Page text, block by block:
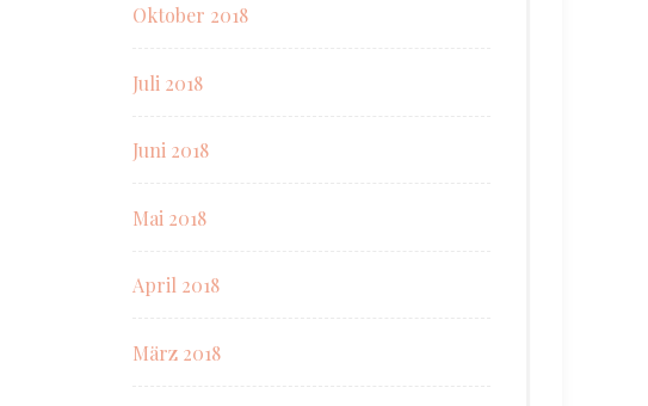
Oktober 2018
Juli 2018
Juni 2018
Mai 2018
April 2018
März 2018